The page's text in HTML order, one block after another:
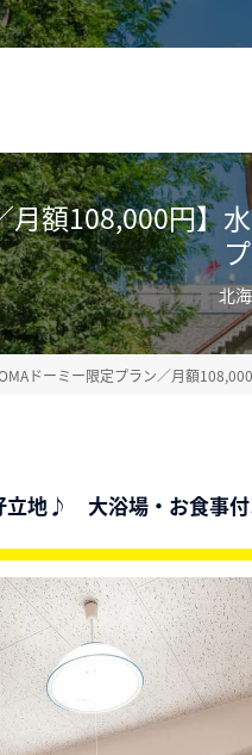
額108,000円】
北
ドーミー限定プラン／月額
立地♪ 大浴場・お食事